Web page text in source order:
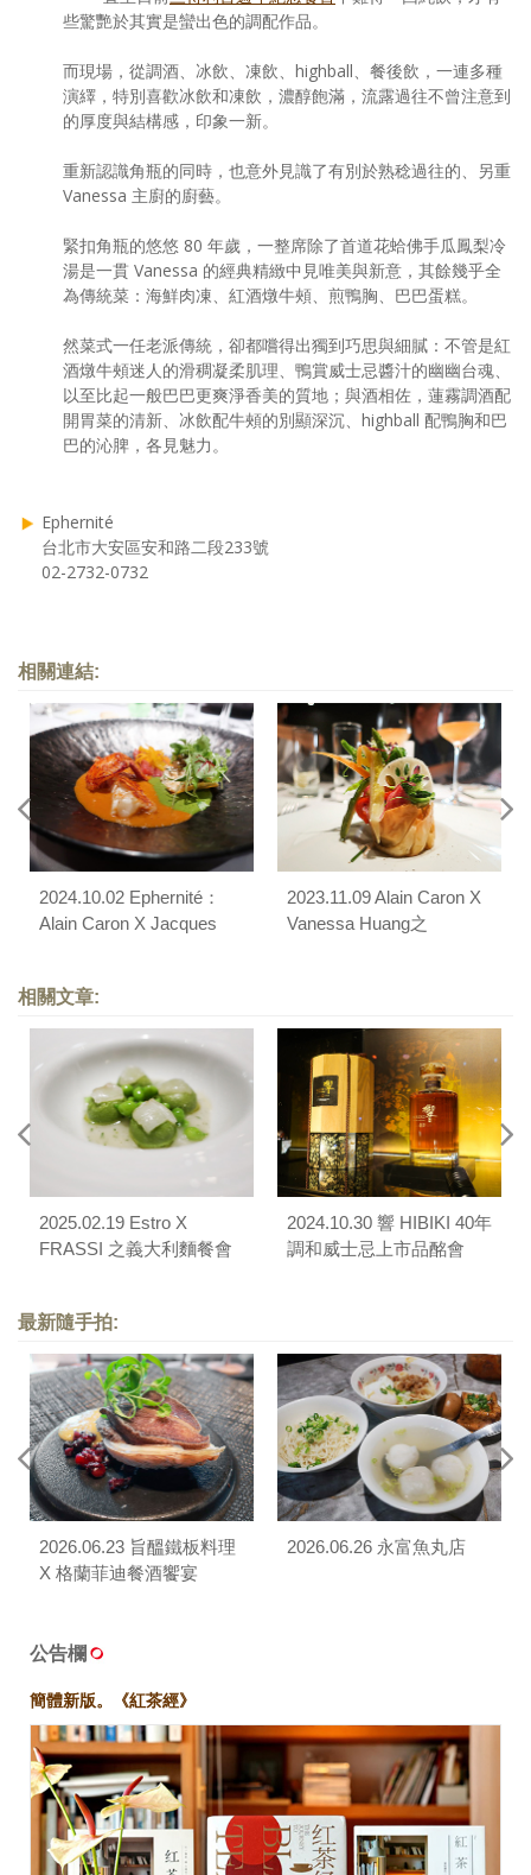
些驚艷於其實是蠻出色的調配作品。
而現場，從調酒、冰飲、凍飲、highball、餐後飲，一連多種
演繹，特別喜歡冰飲和凍飲，濃醇飽滿，流露過往不曾注意到
的厚度與結構感，印象一新。
重新認識角瓶的同時，也意外見識了有別於熟稔過往的、另重
Vanessa 主廚的廚藝。
緊扣角瓶的悠悠 80 年歲，一整席除了首道花蛤佛手瓜鳳梨冷
湯是一貫 Vanessa 的經典精緻中見唯美與新意，其餘幾乎全
為傳統菜：海鮮肉凍、紅酒燉牛頰、煎鴨胸、巴巴蛋糕。
然菜式一任老派傳統，卻都嚐得出獨到巧思與細膩：不管是紅
酒燉牛頰迷人的滑稠凝柔肌理、鴨賞威士忌醬汁的幽幽台魂、
以至比起一般巴巴更爽淨香美的質地；與酒相佐，蓮霧調酒配
開胃菜的清新、冰飲配牛頰的別顯深沉、highball 配鴨胸和巴
巴的沁脾，各見魅力。
Ephernité
台北市大安區安和路二段233號
02-2732-0732
相關連結:
2024.10.02 Ephernité：
Alain Caron X Jacques
宴
2023.11.09 Alain Caron X
Vanessa Huang之
相關文章:
2025.02.19 Estro X
FRASSI 之義大利麵餐會
2024.10.30 響 HIBIKI 40年
調和威士忌上市品酩會
最新隨手拍:
2026.06.23 旨醞鐵板料理
X 格蘭菲迪餐酒饗宴
2026.06.26 永富魚丸店
公告欄
簡體新版。《紅茶經》